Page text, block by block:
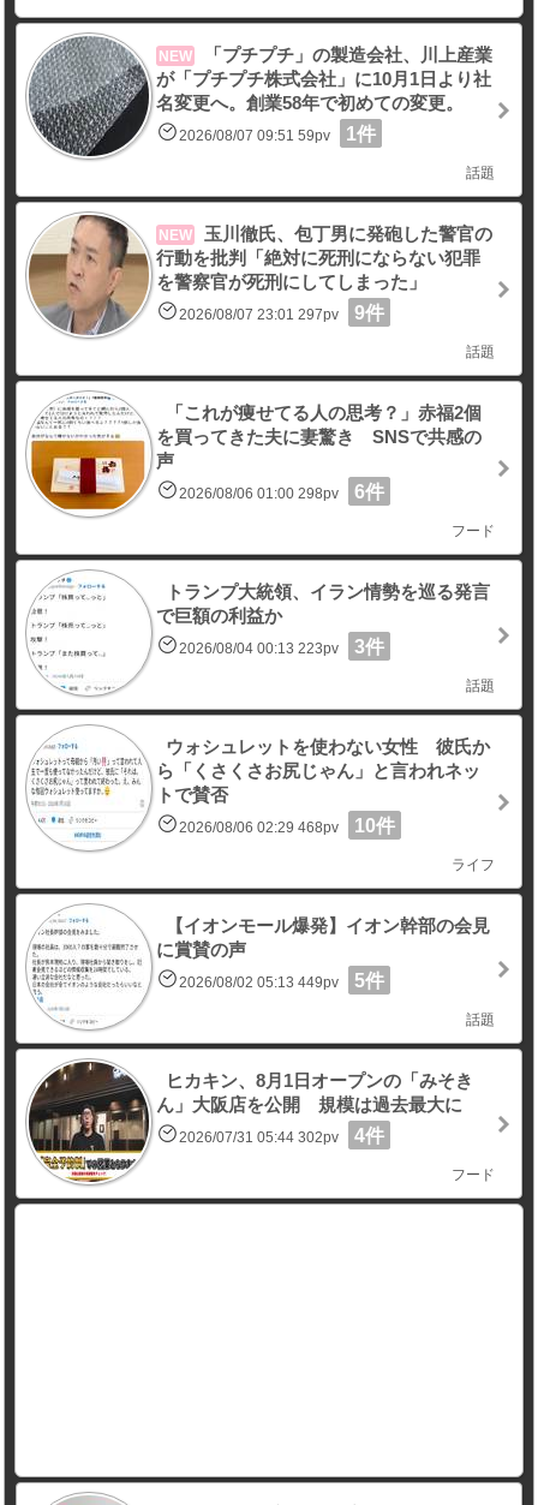
NEW
「プチプチ」の製造会社、川上産業
が「プチプチ株式会社」に10月1日より社
名変更へ。創業58年で初めての変更。
2026/08/07 09:51 59pv 1件
話題
NEW
玉川徹氏、包丁男に発砲した警官の
行動を批判「絶対に死刑にならない犯罪
を警察官が死刑にしてしまった」
2026/08/07 23:01 297pv 9件
話題
「これが痩せてる人の思考？」赤福2個
を買ってきた夫に妻驚き SNSで共感の
声
2026/08/06 01:00 298pv 6件
フード
トランプ大統領、イラン情勢を巡る発言
で巨額の利益か
2026/08/04 00:13 223pv 3件
話題
ウォシュレットを使わない女性 彼氏か
ら「くさくさお尻じゃん」と言われネッ
トで賛否
2026/08/06 02:29 468pv 10件
ライフ
【イオンモール爆発】イオン幹部の会見
に賞賛の声
2026/08/02 05:13 449pv 5件
話題
ヒカキン、8月1日オープンの「みそき
ん」大阪店を公開 規模は過去最大に
2026/07/31 05:44 302pv 4件
フード